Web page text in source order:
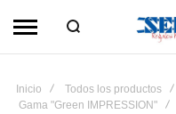
Inicio Todos los productos
Gama "Green IMPRESSION"